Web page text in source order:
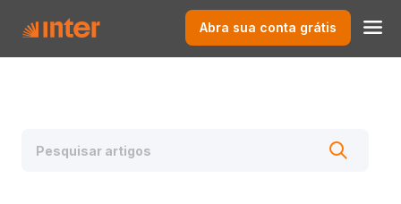
Abra sua conta grátis